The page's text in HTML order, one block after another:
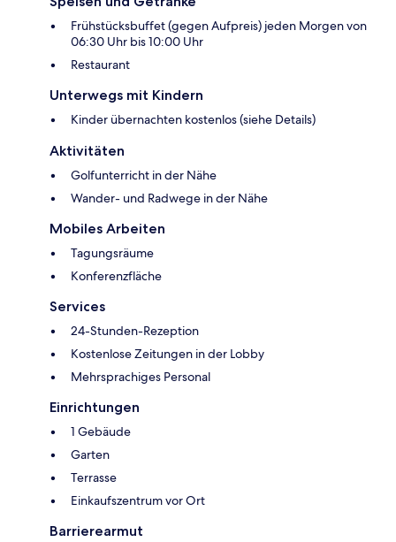
Frühstücksbuffet (gegen Aufpreis) jeden Morgen von
06:30 Uhr bis 10:00 Uhr
Restaurant
Unterwegs mit Kindern
Kinder übernachten kostenlos (siehe Details)
Aktivitäten
Golfunterricht in der Nähe
Wander- und Radwege in der Nähe
Mobiles Arbeiten
Tagungsräume
Konferenzfläche
Services
24-Stunden-Rezeption
Kostenlose Zeitungen in der Lobby
Mehrsprachiges Personal
Einrichtungen
1 Gebäude
Garten
Terrasse
Einkaufszentrum vor Ort
Barrierearmut